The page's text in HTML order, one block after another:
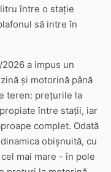
între o stație
să intre în
a impus un
și motorină până
teren: prețurile la
între stații, iar
complet. Odată
obișnuită, cu
mai mare - în pole